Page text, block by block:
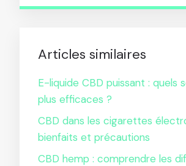
Articles similaires
E-liquide CBD puissant : quels
plus efficaces ?
CBD dans les cigarettes
bienfaits et précautions
CBD hemp : comprendre les